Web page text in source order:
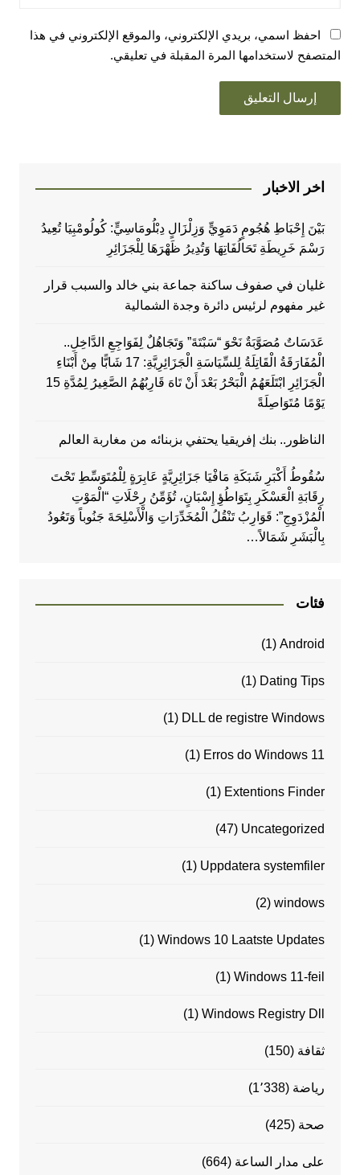
احفظ اسمي، بريدي الإلكتروني، والموقع الإلكتروني في هذا
المتصفح لاستخدامها المرة المقبلة في تعليقي.
اخر الاخبار
بَيْنَ إِحْبَاطِ هُجُومٍ دَمَوِيٍّ وَزِلْزَالٍ دِبْلُومَاسِيٍّ: كُولُومْبِيَا تُعِيدُ
رَسْمَ خَرِيطَةِ تَحَالُفَاتِهَا وَتُدِيرُ ظَهْرَهَا لِلْجَزَائِرِ
غليان في صفوف ساكنة جماعة بني خالد والسبب قرار
غير مفهوم لرئيس دائرة وجدة الشمالية
عَدَسَاتٌ مُصَوَّبَةٌ نَحْوَ “سَبْتَةَ” وَتَجَاهُلٌ لِفَوَاجِعِ الدَّاخِلِ..
الْمُفَارَقَةُ الْقَاتِلَةُ لِلسِّيَاسَةِ الْجَزَائِرِيَّةِ: 17 شَابًّا مِنْ أَبْنَاءِ
الْجَزَائِرِ ابْتَلَعَهُمُ الْبَحْرُ بَعْدَ أَنْ تَاهَ قَارِبُهُمُ الصَّغِيرُ لِمُدَّةِ 15
يَوْمًا مُتَوَاصِلَةً
الناظور.. بنك إفريقيا يحتفي بزبنائه من مغاربة العالم
سُقُوطُ أَكْبَرِ شَبَكَةِ مَافْيَا جَزَائِرِيَّةٍ عَابِرَةٍ لِلْمُتَوَسِّطِ تَحْتَ
رِقَابَةِ الْعَسْكَرِ بِتَوَاطُؤِ إِسْبَانٍ، تُؤَمِّنُ رِحْلَاتِ “الْمَوْتِ
الْمُزْدَوِجِ”: قَوَارِبُ تَنْقُلُ الْمُخَدِّرَاتِ وَالْأَسْلِحَةَ جَنُوباً وَتَعُودُ
بِالْبَشَرِ شَمَالاً…
فئات
Android
(1)
Dating Tips
(1)
DLL de registre Windows
(1)
Erros do Windows 11
(1)
Extentions Finder
(1)
Uncategorized
(47)
Uppdatera systemfiler
(1)
windows
(2)
Windows 10 Laatste Updates
(1)
Windows 11-feil
(1)
Windows Registry Dll
(1)
ثقافة (150)
رياضة (1٬338)
صحة (425)
على مدار الساعة (664)